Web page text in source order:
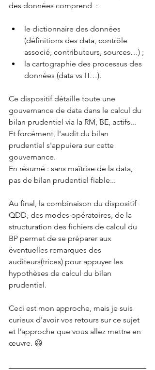
des données comprend  :
le dictionnaire des données
(définitions des data, contrôle
associé, contributeurs, sources…) ;
la cartographie des processus des
données (data vs IT…).
Ce dispositif détaille toute une
gouvernance de data dans le calcul du
bilan prudentiel via la RM, BE, actifs...
Et forcément, l'audit du bilan
prudentiel s'appuiera sur cette
gouvernance.
En résumé : sans maîtrise de la data,
pas de bilan prudentiel fiable...
Au final, la combinaison du dispositif
QDD, des modes opératoires, de la
structuration des fichiers de calcul du
BP permet de se préparer aux
éventuelles remarques des
auditeurs(trices) pour appuyer les
hypothèses de calcul du bilan
prudentiel.
Ceci est mon approche, mais je suis
curieux d'avoir vos retours sur ce sujet
et l'approche que vous allez mettre en
œuvre. 😃